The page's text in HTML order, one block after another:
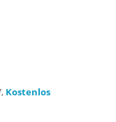
Kostenlos